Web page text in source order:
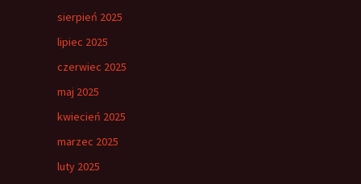
sierpień 2025
lipiec 2025
czerwiec 2025
maj 2025
kwiecień 2025
marzec 2025
luty 2025